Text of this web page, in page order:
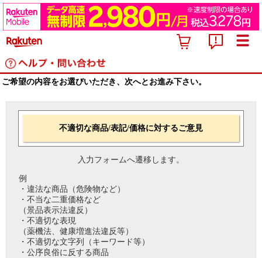
ご希望の内容をお選びいただき、次へとお進み下さい。
不適切な商品/表記/価格に対するご意見
入力フォームへ遷移します。
例
・違法な商品（危険物など）
・不当な二重価格など
（景品表示法違反）
・不適切な表現
（薬機法、健康増進法違反等）
・不適切な文字列（キーワード等）
・公序良俗に反する商品